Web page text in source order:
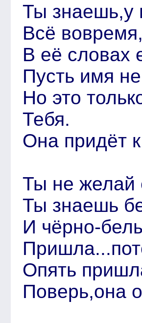
Ты знаешь,у
Всё
В её словах
Пусть имя
Но это
Тебя.
Она придёт
Ты не желай
Ты знаешь
И чёрно-
Опять
Поверь,она